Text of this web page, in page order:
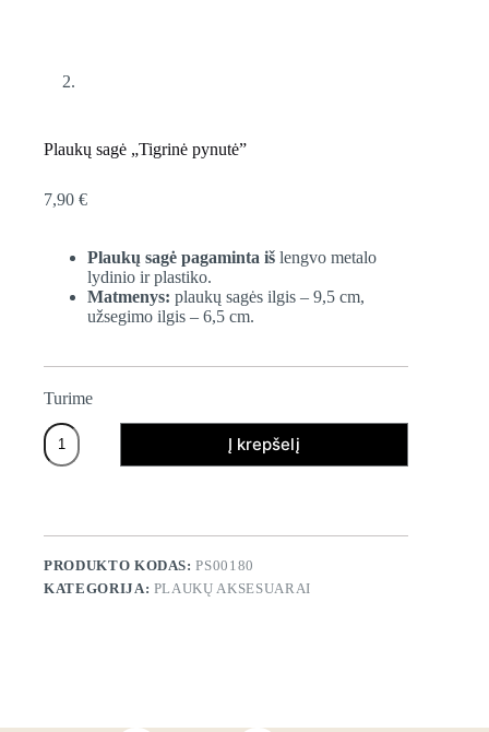
Plaukų sagė „Tigrinė pynutė”
7,90 €
Plaukų sagė pagaminta iš lengvo metalo
lydinio ir plastiko.
Matmenys: plaukų sagės ilgis – 9,5 cm,
užsegimo ilgis – 6,5 cm.
Turime
produkto
kiekis:
Plaukų
Į krepšelį
PRODUKTO KODAS:PS00180
KATEGORIJA: PLAUKŲ AKSESUARAI